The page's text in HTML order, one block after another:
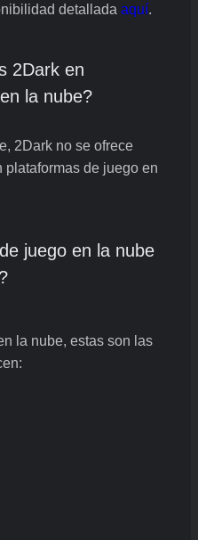
detallada aquí.
2Dark en
la nube?
2Dark no se ofrece
plataformas de juego en
juego en la nube
la nube, estas son las